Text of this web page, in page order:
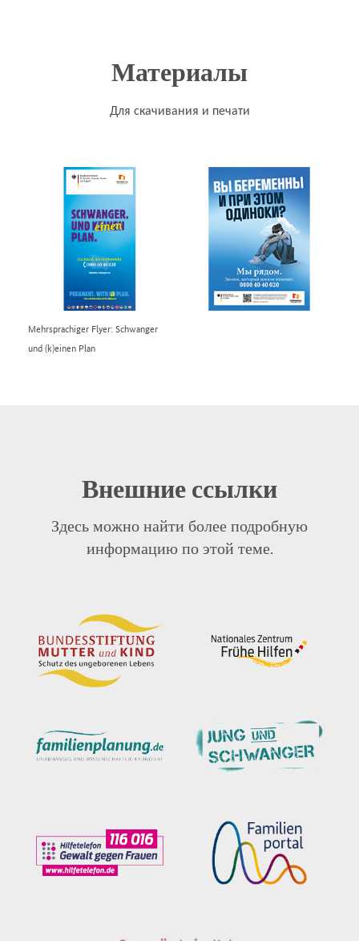
Материалы
Для скачивания и печати
Mehrsprachiger Flyer: Schwanger
und (k)einen Plan
Внешние ссылки
Здесь можно найти более подробную
информацию по этой теме.